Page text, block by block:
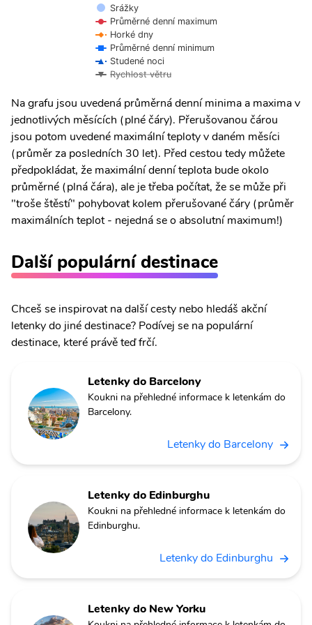
Srážky
Průměrné denní maximum
Horké dny
Průměrné denní minimum
Studené noci
Rychlost větru
Na grafu jsou uvedená průměrná denní minima a maxima v
jednotlivých měsících (plné čáry). Přerušovanou čárou
jsou potom uvedené maximální teploty v daném měsíci
(průměr za posledních 30 let). Před cestou tedy můžete
předpokládat, že maximální denní teplota bude okolo
průměrné (plná čára), ale je třeba počítat, že se může při
"troše štěstí" pohybovat kolem přerušované čáry (průměr
maximálních teplot - nejedná se o absolutní maximum!)
Další populární destinace
Chceš se inspirovat na další cesty nebo hledáš akční
letenky do jiné destinace? Podívej se na populární
destinace, které právě teď frčí.
Letenky do Barcelony
Koukni na přehledné informace k letenkám do
Barcelony.
Letenky do Barcelony
Letenky do Edinburghu
Koukni na přehledné informace k letenkám do
Edinburghu.
Letenky do Edinburghu
Letenky do New Yorku